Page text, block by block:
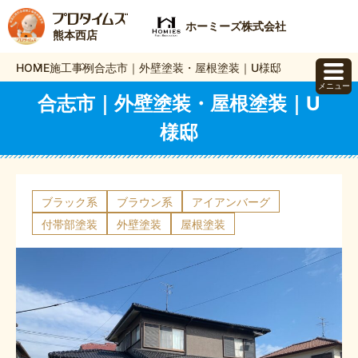
熊本西店
ホーミーズ株式会社
HOME施工事例合志市｜外壁塗装・屋根塗装｜U様邸
合志市｜外壁塗装・屋根塗装｜U
様邸
ブラック系 ブラウン系
アイアンバーグ
付帯部塗装
外壁塗装 屋根塗装
メニュー